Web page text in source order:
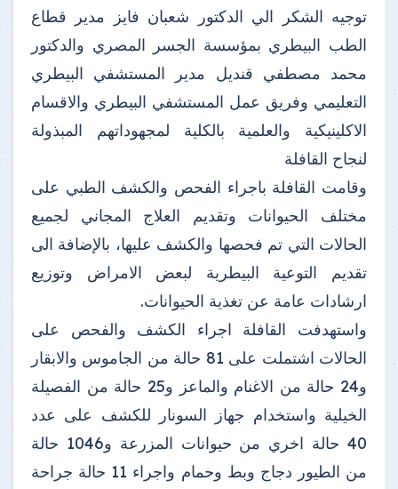
توجيه الشكر الي الدكتور شعبان فايز مدير قطاع
الطب البيطري بمؤسسة الجسر المصري والدكتور
محمد مصطفي قنديل مدير المستشفي البيطري
التعليمي وفريق عمل المستشفي البيطري والاقسام
الاكلينيكية والعلمية بالكلية لمجهوداتهم المبذولة
لنجاح القافلة
وقامت القافلة باجراء الفحص والكشف الطبي على
مختلف الحيوانات وتقديم العلاج المجاني لجميع
الحالات التي تم فحصها والكشف عليها، بالإضافة الى
تقديم التوعية البيطرية لبعض الامراض وتوزيع
ارشادات عامة عن تغذية الحيوانات.
واستهدفت القافلة اجراء الكشف والفحص على
الحالات اشتملت على 81 حالة من الجاموس والابقار
و24 حالة من الاغنام والماعز و25 حالة من الفصيلة
الخيلية واستخدام جهاز السونار للكشف على عدد
40 حالة اخري من حيوانات المزرعة و1046 حالة
من الطيور دجاج وبط وحمام واجراء 11 حالة جراحة